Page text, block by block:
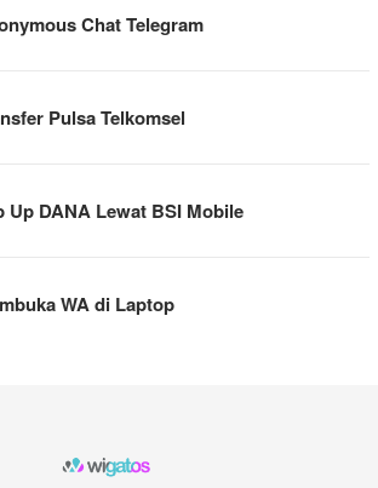
Chat Telegram
Pulsa Telkomsel
Up DANA Lewat BSI Mobile
WA di Laptop